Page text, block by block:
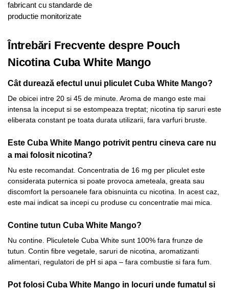
fabricant cu standarde de
productie monitorizate
Întrebări Frecvente despre Pouch
Nicotina Cuba White Mango
Cât durează efectul unui pliculet Cuba White Mango?
De obicei intre 20 si 45 de minute. Aroma de mango este mai
intensa la inceput si se estompeaza treptat; nicotina tip saruri este
eliberata constant pe toata durata utilizarii, fara varfuri bruste.
Este Cuba White Mango potrivit pentru cineva care nu
a mai folosit nicotina?
Nu este recomandat. Concentratia de 16 mg per pliculet este
considerata puternica si poate provoca ameteala, greata sau
discomfort la persoanele fara obisnuinta cu nicotina. In acest caz,
este mai indicat sa incepi cu produse cu concentratie mai mica.
Contine tutun Cuba White Mango?
Nu contine. Pliculetele Cuba White sunt 100% fara frunze de
tutun. Contin fibre vegetale, saruri de nicotina, aromatizanti
alimentari, regulatori de pH si apa – fara combustie si fara fum.
Pot folosi Cuba White Mango in locuri unde fumatul si